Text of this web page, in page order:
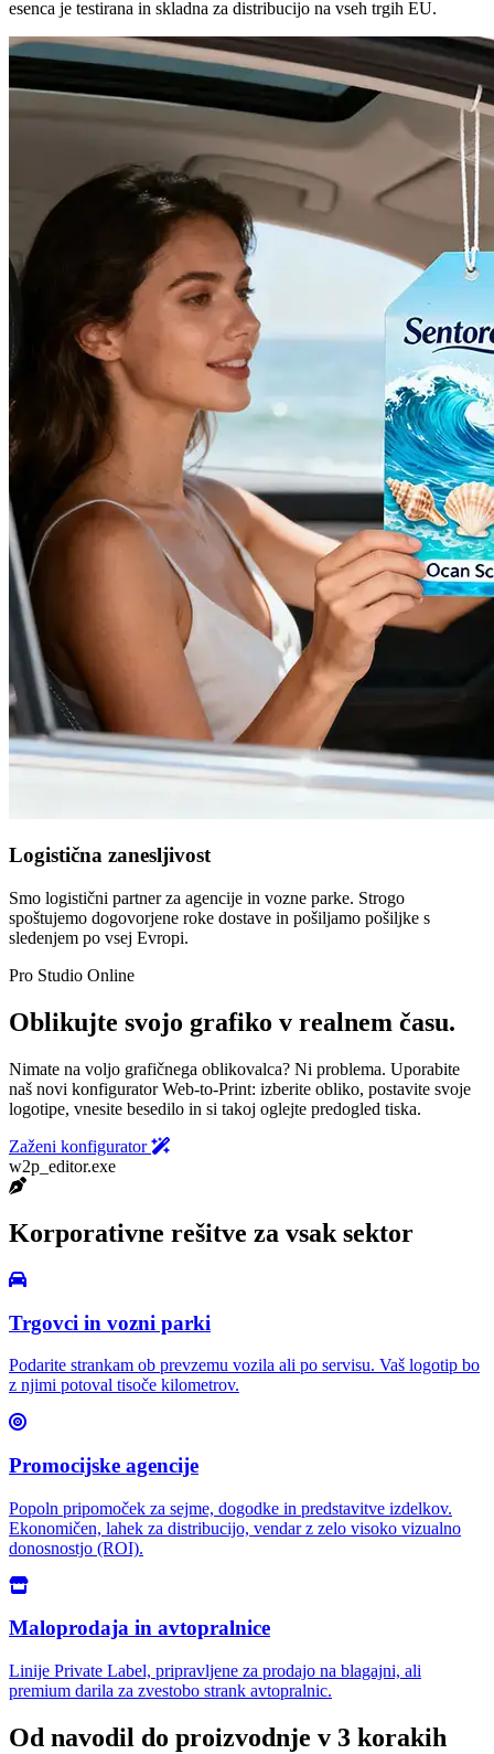
esenca je testirana in skladna za distribucijo na vseh trgih EU.
Logistična zanesljivost
Smo logistični partner za agencije in vozne parke. Strogo
spoštujemo dogovorjene roke dostave in pošiljamo pošiljke s
sledenjem po vsej Evropi.
Pro Studio Online
Oblikujte svojo grafiko v realnem času.
Nimate na voljo grafičnega oblikovalca? Ni problema. Uporabite
naš novi konfigurator Web-to-Print: izberite obliko, postavite svoje
logotipe, vnesite besedilo in si takoj oglejte predogled tiska.
Zaženi konfigurator
w2p_editor.exe
Korporativne rešitve za vsak sektor
Trgovci in vozni parki
Podarite strankam ob prevzemu vozila ali po servisu. Vaš logotip bo
z njimi potoval tisoče kilometrov.
Promocijske agencije
Popoln pripomoček za sejme, dogodke in predstavitve izdelkov.
Ekonomičen, lahek za distribucijo, vendar z zelo visoko vizualno
donosnostjo (ROI).
Maloprodaja in avtopralnice
Linije Private Label, pripravljene za prodajo na blagajni, ali
premium darila za zvestobo strank avtopralnic.
Od navodil do proizvodnje v 3 korakih